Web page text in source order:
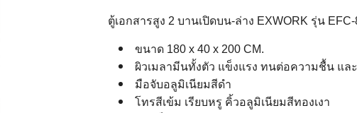
ตู้เอกสารสูง 2 บานเปิดบน-ล่าง EXWORK รุ่น EFC-
ขนาด 180 x 40 x 200 CM.
ผิวเมลามีนทั้งตัว แข็งแรง ทนต่อความชื้น แล
มือจับอลูมิเนียมสีดำ
โทรสีเข้ม เรียบหรู คิ้วอลูมิเนียมสีทองเงา